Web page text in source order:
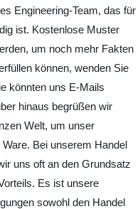
Engineering-Team, das für
ist. Kostenlose Muster
um noch mehr Fakten
können, wenden Sie
könnten uns E-Mails
hinaus begrüßen wir
Welt, um unser
Bei unserem Handel
uns oft an den Grundsatz
Es ist unsere
sowohl den Handel